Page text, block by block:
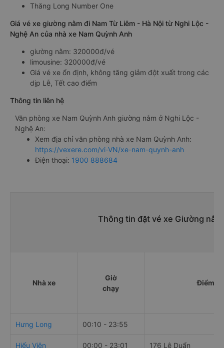
Thăng Long Number One
Giá vé xe giường nằm đi Nam Từ Liêm - Hà Nội từ Nghi Lộc -
Nghệ An của nhà xe Nam Quỳnh Anh
giường nằm: 320000đ/vé
limousine: 320000đ/vé
Giá vé xe ổn định, không tăng giảm đột xuất trong các
dịp Lễ, Tết cao điểm
Thông tin liên hệ
Văn phòng xe Nam Quỳnh Anh giường nằm ở Nghi Lộc -
Nghệ An:
Xem địa chỉ văn phòng nhà xe Nam Quỳnh Anh:
https://vexere.com/vi-VN/xe-nam-quynh-anh
Điện thoại: 1900 888684
Thông tin đặt vé xe Giường
Nhà xe
Giờ
chạy
Điểm đi
Hưng Long 00:10 - 23:55
Hiếu Viện 00:00 - 23:01 176 Lê Duẩn